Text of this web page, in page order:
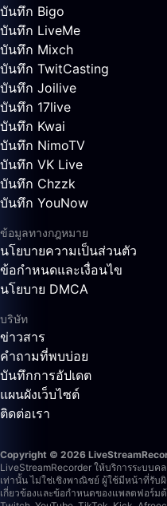
บันทึก Bigo
บันทึก LiveMe
บันทึก Mixch
บันทึก TwitCasting
บันทึก Joilive
บันทึก 17live
บันทึก Kwai
บันทึก NimoTV
บันทึก VK Live
บันทึก Chzzk
บันทึก YouNow
ข้อมูลทางกฎหมาย
นโยบายความเป็นส่วนตัว
ข้อกำหนดและเงื่อนไข
นโยบาย DMCA
บริษัท
ข่าวสาร
คำถามที่พบบ่อย
บันทึกการอัปเดต
แผนผังเว็บไซต์
ติดต่อเรา
Copyright © 2026
LiveStreamRecorder ให้บริการระบบ
เท่านั้น ไม่ใช่เชิงพาณิชย์ ผู้ใช้มีหน้าที่รับ
เกี่ยวข้องและข้อกำหนดของแพลตฟอร์ม